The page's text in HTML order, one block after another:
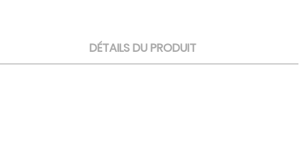
DÉTAILS DU PRODUIT